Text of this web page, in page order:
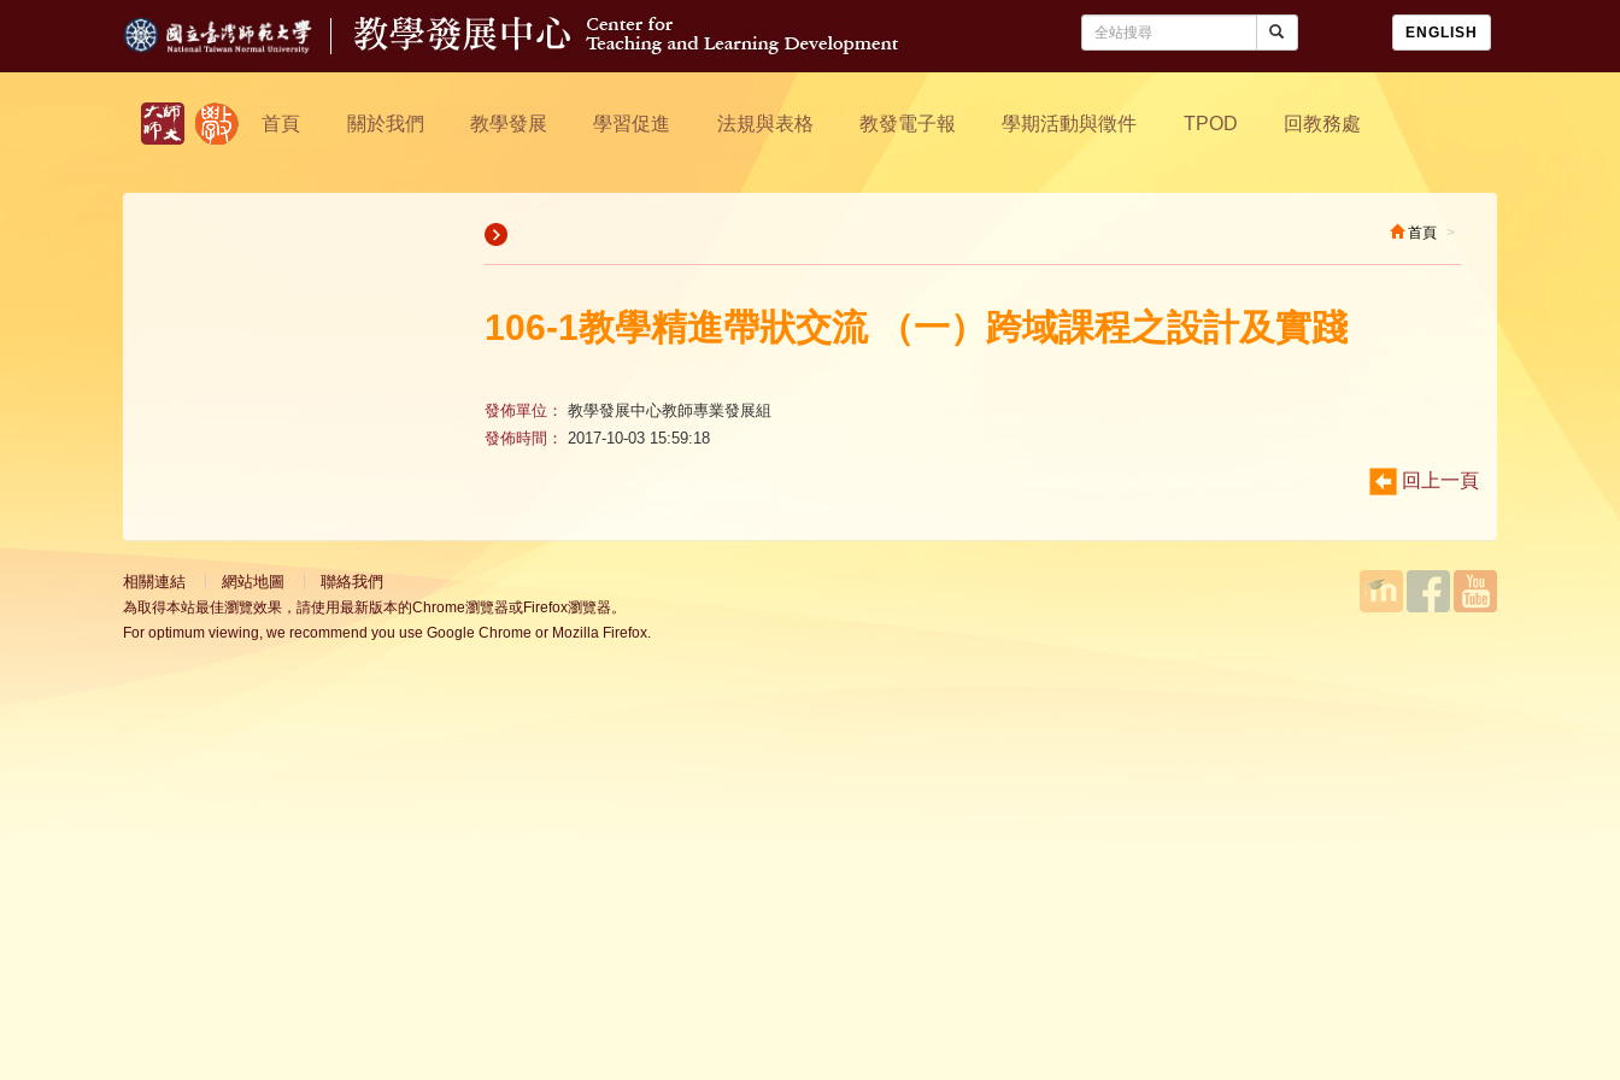
ENGLISH
首頁 關於我們 教學發展 學習促進 法規與表格 教發電子報 學期活動與徵件 TPOD 回教務處
首頁
106-1教學精進帶狀交流 （一）跨域課程之設計及實踐
發佈單位： 教學發展中心教師專業發展組
發佈時間： 2017-10-03 15:59:18
回上一頁
相關連結 網站地圖 聯絡我們
為取得本站最佳瀏覽效果，請使用最新版本的Chrome瀏覽器或Firefox瀏覽器。
For optimum viewing, we recommend you use Google Chrome or Mozilla Firefox.